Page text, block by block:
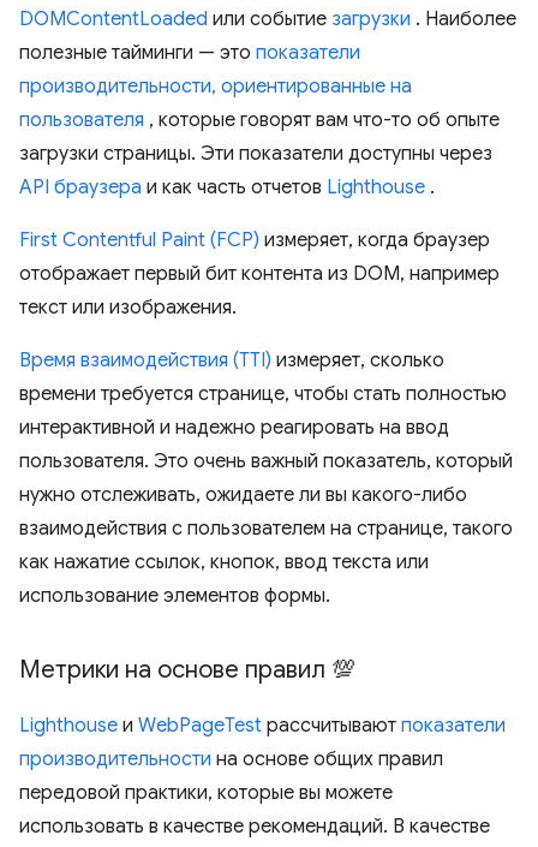
DOMContentLoaded или событие загрузки . Наиболее
полезные тайминги — это показатели
производительности, ориентированные на
пользователя , которые говорят вам что-то об опыте
загрузки страницы. Эти показатели доступны через
API браузера и как часть отчетов Lighthouse .
First Contentful Paint (FCP) измеряет, когда браузер
отображает первый бит контента из DOM, например
текст или изображения.
Время взаимодействия (TTI) измеряет, сколько
времени требуется странице, чтобы стать полностью
интерактивной и надежно реагировать на ввод
пользователя. Это очень важный показатель, который
нужно отслеживать, ожидаете ли вы какого-либо
взаимодействия с пользователем на странице, такого
как нажатие ссылок, кнопок, ввод текста или
использование элементов формы.
Метрики на основе правил 💯
Lighthouse и WebPageTest рассчитывают показатели
производительности на основе общих правил
передовой практики, которые вы можете
использовать в качестве рекомендаций. В качестве